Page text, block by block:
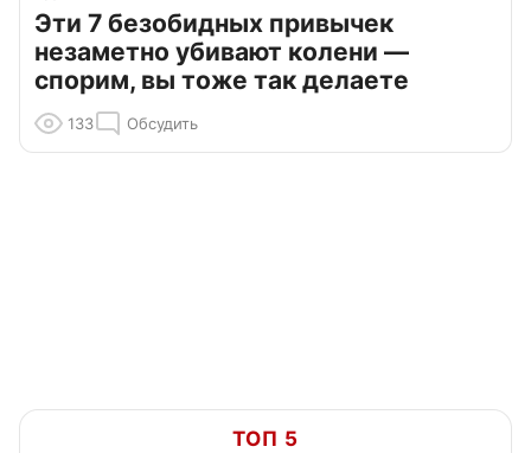
Эти 7 безобидных привычек
незаметно убивают колени —
спорим, вы тоже так делаете
133 Обсудить
ТОП 5